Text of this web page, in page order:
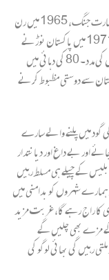
قیام پاکستان کے فوراً بعد 1948 کی پاک بھارت جنگ، 1965 میں رن
آف کچھ کی لڑائی اور پھر 1965 کی جنگ، 1971 میں پاکستان نوڑنے
کے لیے پاکستان پر حملہ اور علیحیدگی پسندوں کی مدد۔ 80 کی دہائی میں
سے دوستی مظبوط کرنے
گود میں پلنے والے سارے
اور بے داغ اور دیانتدار
کے چیلے ہی مسلط رہیں
شہروں کو بدامنی میں
کا راج رہے گا، غربت مزید
مزے بھی چلیں گے
رہیں گی بھائی لوگو کی